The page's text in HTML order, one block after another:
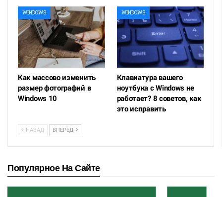
WINDOWS
Как массово изменить
размер фотографий в
Windows 10
WINDOWS
Клавиатура вашего
ноутбука с Windows не
работает? 8 советов, как
это исправить
НАЗАД ВПЕРЕД
Популярное На Сайте